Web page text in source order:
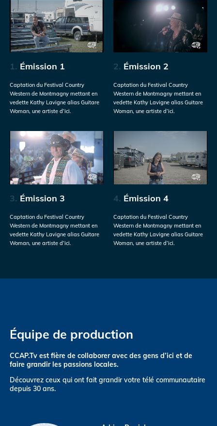
1. Émission 1
Captation du Festival Country
Western de Montmagny mettant en
vedette Kathy Lavigne alias Guitare
Woman, une artiste d’ici.
2. Émission 2
Captation du Festival Country
Western de Montmagny mettant en
vedette Kathy Lavigne alias Guitare
Woman, une artiste d’ici.
3. Émission 3
Captation du Festival Country
Western de Montmagny mettant en
vedette Kathy Lavigne alias Guitare
Woman, une artiste d’ici.
4. Émission 4
Captation du Festival Country
Western de Montmagny mettant en
vedette Kathy Lavigne alias Guitare
Woman, une artiste d’ici.
Équipe de production
CCAP.Tv est fière de collaborer avec des gens d’ici et de
faire grandir les passions locales.
Découvrez ceux qui ont fait grandir votre télé communautaire
depuis 30 ans.